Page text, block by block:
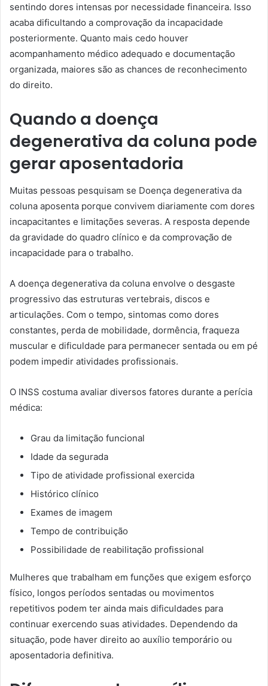
sentindo dores intensas por necessidade financeira. Isso
acaba dificultando a comprovação da incapacidade
posteriormente. Quanto mais cedo houver
acompanhamento médico adequado e documentação
organizada, maiores são as chances de reconhecimento
do direito.
Quando a doença
degenerativa da coluna pode
gerar aposentadoria
Muitas pessoas pesquisam se Doença degenerativa da
coluna aposenta porque convivem diariamente com dores
incapacitantes e limitações severas. A resposta depende
da gravidade do quadro clínico e da comprovação de
incapacidade para o trabalho.
A doença degenerativa da coluna envolve o desgaste
progressivo das estruturas vertebrais, discos e
articulações. Com o tempo, sintomas como dores
constantes, perda de mobilidade, dormência, fraqueza
muscular e dificuldade para permanecer sentada ou em pé
podem impedir atividades profissionais.
O INSS costuma avaliar diversos fatores durante a perícia
médica:
Grau da limitação funcional
Idade da segurada
Tipo de atividade profissional exercida
Histórico clínico
Exames de imagem
Tempo de contribuição
Possibilidade de reabilitação profissional
Mulheres que trabalham em funções que exigem esforço
físico, longos períodos sentadas ou movimentos
repetitivos podem ter ainda mais dificuldades para
continuar exercendo suas atividades. Dependendo da
situação, pode haver direito ao auxílio temporário ou
aposentadoria definitiva.